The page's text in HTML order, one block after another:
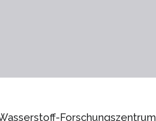
Forschungszentrum